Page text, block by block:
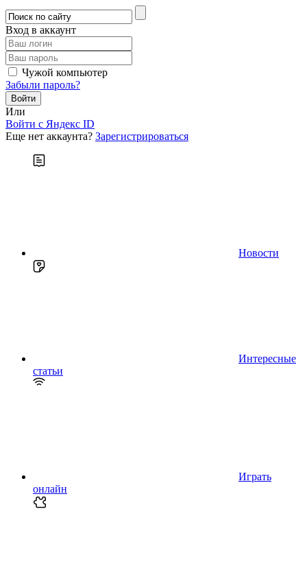
Вход в аккаунт
Чужой компьютер
Забыли пароль?
Или
Войти c Яндекс ID
Еще нет аккаунта? Зарегистрироваться
Новости
Интересные
статьи
Играть
онлайн